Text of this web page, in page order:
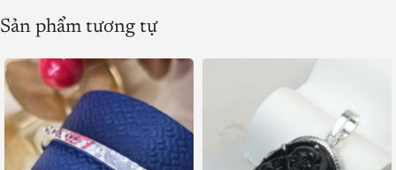
Sản phẩm tương tự